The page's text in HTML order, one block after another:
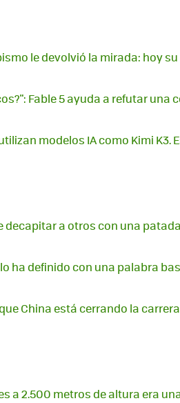
le devolvió la mirada: hoy
Fable 5 ayuda a refutar una
modelos IA como Kimi K3.
a otros con una
ha definido con una palabra
China está cerrando la
a 2.500 metros de altura era